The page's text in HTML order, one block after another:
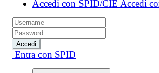
Accedi con SPID/CIE Accedi
Accedi
Entra con SPID